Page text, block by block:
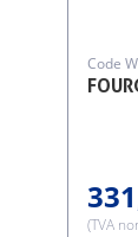
Code
(TVA